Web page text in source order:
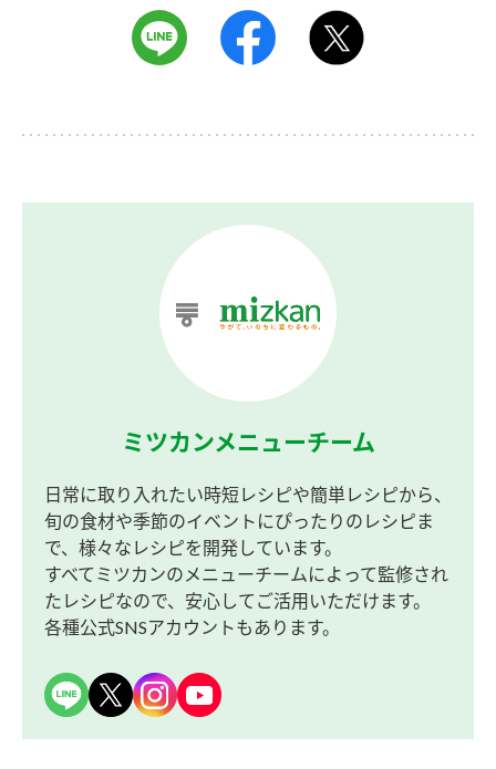
ミツカンメニューチーム
日常に取り入れたい時短レシピや簡単レシピから、
旬の食材や季節のイベントにぴったりのレシピま
で、様々なレシピを開発しています。
すべてミツカンのメニューチームによって監修され
たレシピなので、安心してご活用いただけます。
各種公式SNSアカウントもあります。